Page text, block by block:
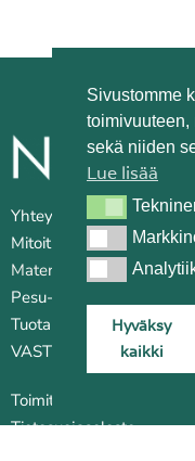
Sivustomme
sekä niiden
Lue lisää
Tekninen
Markkinointi
Analytiikka
Hyväksy
kaikki
Yhteystiedot
Mitoitus
Materiaalit
Pesu- ja huoltovinkkejä
Tuotantopaikat
VASTUULLISUUS
Toimitusehdot
Tietosuojaseloste